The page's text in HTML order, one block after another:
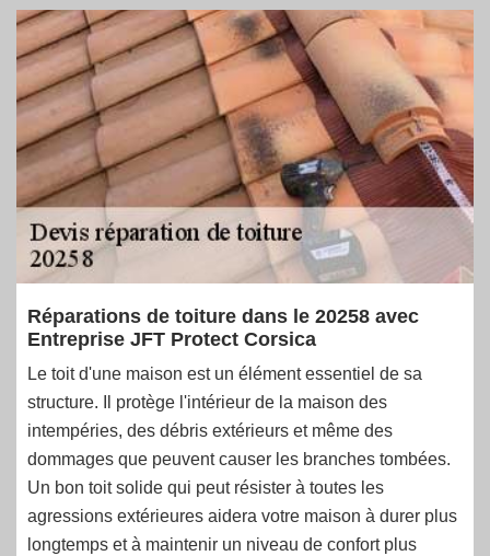
Réparations de toiture dans le 20258 avec
Entreprise JFT Protect Corsica
Le toit d'une maison est un élément essentiel de sa
structure. Il protège l'intérieur de la maison des
intempéries, des débris extérieurs et même des
dommages que peuvent causer les branches tombées.
Un bon toit solide qui peut résister à toutes les
agressions extérieures aidera votre maison à durer plus
longtemps et à maintenir un niveau de confort plus